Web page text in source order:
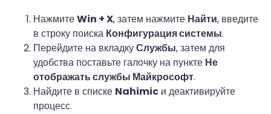
НажмитеWin + X, затем нажмите Найти, введите
в строку поиска Конфигурация системы.
Перейдите на вкладкуСлужбы, затем для
удобства поставьте галочку на пункте Не
отображать службы Майкрософт.
Найдите в списке Nahimic и деактивируйте
процесс.